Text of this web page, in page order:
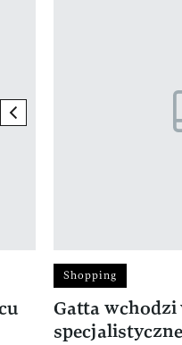
previous element
Shopping
Gatta wchodzi